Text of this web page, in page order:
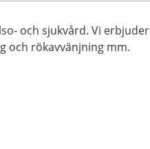
och sjukvård. Vi erbjuder
och rökavvänjning mm.